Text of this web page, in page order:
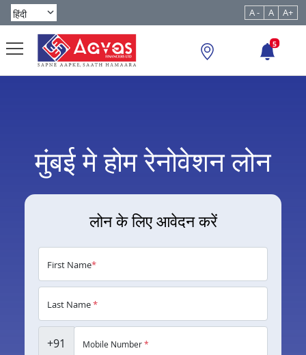
A - A A+
5
मुंबई मे होम रेनोवेशन लोन
लोन के लिए आवेदन करें
First Name*
Last Name*
+91 Mobile Number*